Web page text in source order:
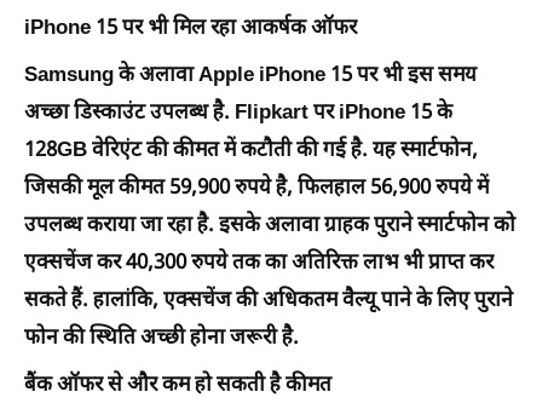
iPhone 15 पर भी मिल रहा आकर्षक ऑफर
Samsung के अलावा Apple iPhone 15 पर भी इस समय
अच्छा डिस्काउंट उपलब्ध है. Flipkart पर iPhone 15 के
128GB वेरिएंट की कीमत में कटौती की गई है. यह स्मार्टफोन,
जिसकी मूल कीमत 59,900 रुपये है, फिलहाल 56,900 रुपये में
उपलब्ध कराया जा रहा है. इसके अलावा ग्राहक पुराने स्मार्टफोन को
एक्सचेंज कर 40,300 रुपये तक का अतिरिक्त लाभ भी प्राप्त कर
सकते हैं. हालांकि, एक्सचेंज की अधिकतम वैल्यू पाने के लिए पुराने
फोन की स्थिति अच्छी होना जरूरी है.
बैंक ऑफर से और कम हो सकती है कीमत